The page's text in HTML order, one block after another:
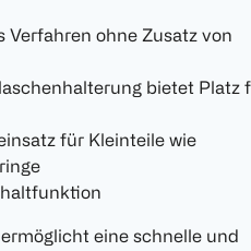
ohne Zusatz von
bietet Platz
für Kleinteile wie
ermöglicht eine schnelle und